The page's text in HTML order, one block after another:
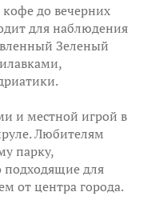
до вечерних
для наблюдения
Зеленый
и местной игрой в
Любителям
парку,
для
от центра города.